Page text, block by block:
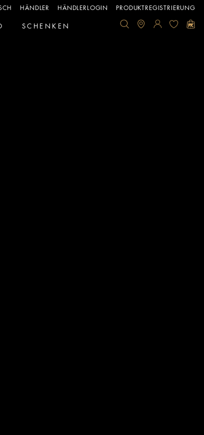
HÄNDLER HÄNDLERLOGIN PRODUKTREGISTRIERUNG
SCHENKEN